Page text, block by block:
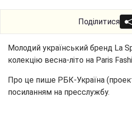
Поділитися
Молодий український бренд La
колекцію весна-літо на Paris
Про це пише РБК-Україна
посиланням на пресслужбу.